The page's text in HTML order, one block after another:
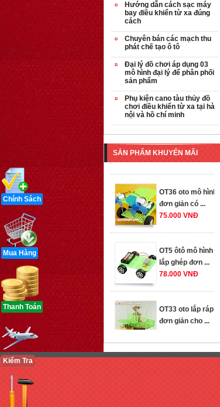
Hướng dẫn cách sạc máy
bay điều khiển từ xa đúng
cách
Chuyên bán các mạch thu
phát chế tạo ô tô
Đại lý đồ chơi áp dụng 03
mô hình đại lý để phân phối
sản phẩm
Phụ kiện cano tàu thủy đồ
chơi điều khiển từ xa tại hà
nội và hồ chí minh
SẢN PHẨM KHUYẾN MÃI
OT35 robot lắp
...
259.000 VNĐ
đơn giản có ...
75.000 VNĐ
lắp ghép đơn ...
78.000 VNĐ
đơn giản cho ...
352.000 VNĐ
OT35 robot lắp
ráp nhấc chân di
259.000 VNĐ
Chính Sách
Mua Hàng
Thanh Toán
Kiểm Tra